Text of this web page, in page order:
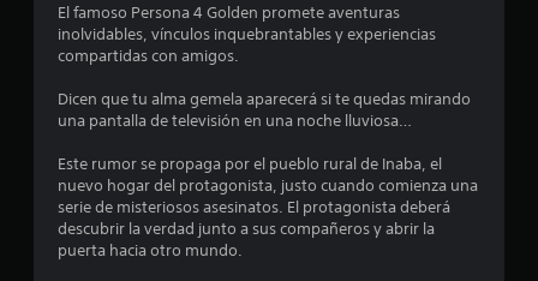
f
i
c
El famoso Persona 4 Golden promete aventuras
inolvidables, vínculos inquebrantables y experiencias
compartidas con amigos.
Dicen que tu alma gemela aparecerá si te quedas mirando
una pantalla de televisión en una noche lluviosa…
Este rumor se propaga por el pueblo rural de Inaba, el
nuevo hogar del protagonista, justo cuando comienza una
serie de misteriosos asesinatos. El protagonista deberá
descubrir la verdad junto a sus compañeros y abrir la
puerta hacia otro mundo.